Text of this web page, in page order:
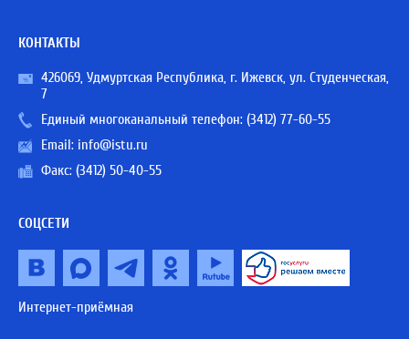
КОНТАКТЫ
426069, Удмуртская Республика, г. Ижевск, ул. Студенческая,
7
Единый многоканальный телефон: (3412) 77-60-55
Email: info@istu.ru
Факс: (3412) 50-40-55
СОЦСЕТИ
Интернет-приёмная